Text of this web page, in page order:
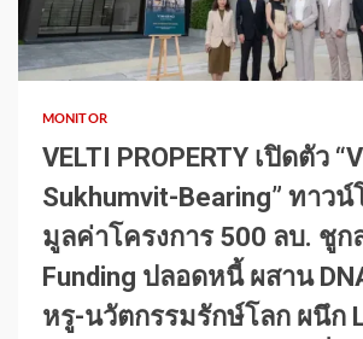
1 min read
MONITOR
VELTI PROPERTY เปิดตัว
Sukhumvit-Bearing” ทาว
มูลค่าโครงการ 500 ลบ. ชูก
Funding ปลอดหนี้ ผสาน
หรู-นวัตกรรมรักษ์โลก ผนึก